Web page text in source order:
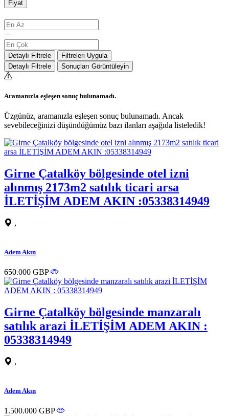
Fiyat
Detaylı Filtrele
Filtreleri Uygula
Detaylı Filtrele
Sonuçları Görüntüleyin
Aramanızla eşleşen sonuç bulunamadı.
Üzgünüz, aramanızla eşleşen sonuç bulunamadı. Ancak
sevebileceğinizi düşündüğümüz bazı ilanları aşağıda listeledik!
Girne Çatalköy bölgesinde otel izni
alınmış 2173m2 satılık ticari arsa
İLETİŞİM ADEM AKIN :05338314949
,
Adem Akın
650.000 GBP
Girne Çatalköy bölgesinde manzaralı
satılık arazi İLETİŞİM ADEM AKIN :
05338314949
,
Adem Akın
1.500.000 GBP